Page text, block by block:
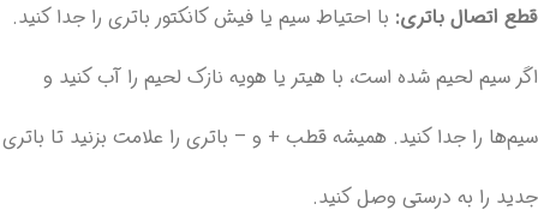
قطع اتصال باتری: با احتیاط سیم یا فیش کانکتور باتری را جدا کنید.
اگر سیم لحیم شده است، با هیتر یا هویه نازک لحیم را آب کنید و
سیم‌ها را جدا کنید. همیشه قطب + و – باتری را علامت بزنید تا باتری
جدید را به درستی وصل کنید.